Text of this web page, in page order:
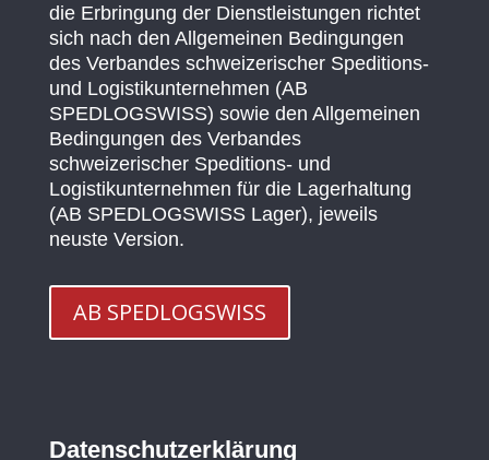
die Erbringung der Dienstleistungen richtet
sich nach den Allgemeinen Bedingungen
des Verbandes schweizerischer Speditions-
und Logistikunternehmen (AB
SPEDLOGSWISS) sowie den Allgemeinen
Bedingungen des Verbandes
schweizerischer Speditions- und
Logistikunternehmen für die Lagerhaltung
(AB SPEDLOGSWISS Lager), jeweils
neuste Version.
AB SPEDLOGSWISS
Datenschutzerklärung